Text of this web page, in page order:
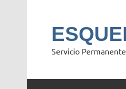
Servicio